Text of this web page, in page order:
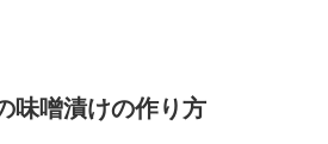
味噌漬けの作り方